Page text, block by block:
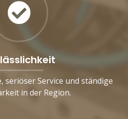
seriöser Service und ständige
in der Region.